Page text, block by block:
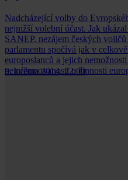
Nadcházející volby do
nejnižší volební účast. Jak
SANEP, nezájem českých
parlamentu spočívá jak v
europoslanců a jejich
neinformovanosti o činnosti
9. května 2014, 22:00